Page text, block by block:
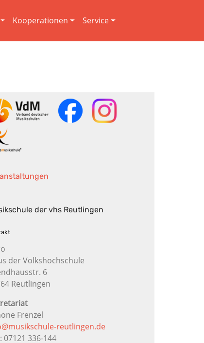
Kooperationen Service
der vhs Reutlingen
der Volkshochschule
6
Reutlingen
Frenzel
reutlingen.de
07121 336-144